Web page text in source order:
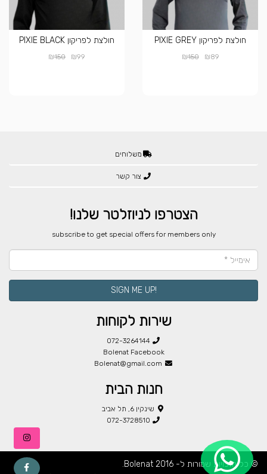
חולצת לפריקון PIXIE GREY
₪89
₪150
חולצת לפריקון PIXIE BLACK
₪99
₪150
משלוחים
צור קשר
הצטרפו לניוזלטר שלנו!
​subscribe to get special offers for members only
!SIGN ME UP
שירות לקוחות
072-3264144
Bolenat Facebook
Bolenat@gmail.com
חנות הבית
שינקין 6, תל אביב
072-3728510
© כל הזכויות שמורות ל- Bolenat 2016.